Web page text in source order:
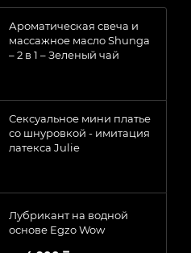
Ароматическая свеча и
массажное масло Shunga
– 2 в 1 – Зеленый чай
Сексуальное мини платье
со шнуровкой - имитация
латекса Julie
Лубрикант на водной
основе Egzo Wow